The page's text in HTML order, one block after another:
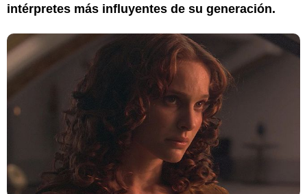
intérpretes más influyentes de su generación.